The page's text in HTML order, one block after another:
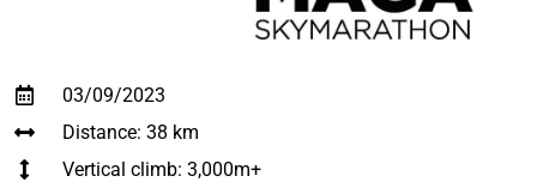
03/09/2023
Distance: 38 km
Vertical climb: 3,000m+